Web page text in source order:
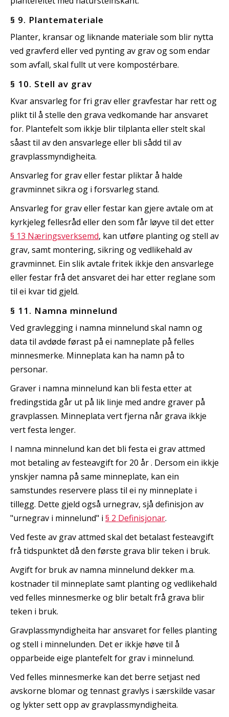
§ 9. Plantemateriale
Planter, kransar og liknande materiale som blir nytta
ved gravferd eller ved pynting av grav og som endar
som avfall, skal fullt ut vere kompostérbare.
§ 10. Stell av grav
Kvar ansvarleg for fri grav eller gravfestar har rett og
plikt til å stelle den grava vedkomande har ansvaret
for. Plantefelt som ikkje blir tilplanta eller stelt skal
såast til av den ansvarlege eller bli sådd til av
gravplassmyndigheita.
Ansvarleg for grav eller festar pliktar å halde
gravminnet sikra og i forsvarleg stand.
Ansvarleg for grav eller festar kan gjere avtale om at
kyrkjeleg fellesråd eller den som får løyve til det etter
§ 13 Næringsverksemd, kan utføre planting og stell av
grav, samt montering, sikring og vedlikehald av
gravminnet. Ein slik avtale fritek ikkje den ansvarlege
eller festar frå det ansvaret dei har etter reglane som
til ei kvar tid gjeld.
§ 11. Namna minnelund
Ved gravlegging i namna minnelund skal namn og
data til avdøde førast på ei namneplate på felles
minnesmerke. Minneplata kan ha namn på to
personar.
Graver i namna minnelund kan bli festa etter at
fredingstida går ut på lik linje med andre graver på
gravplassen. Minneplata vert fjerna når grava ikkje
vert festa lenger.
I namna minnelund kan det bli festa ei grav attmed
mot betaling av festeavgift for 20 år . Dersom ein ikkje
ynskjer namna på same minneplate, kan ein
samstundes reservere plass til ei ny minneplate i
tillegg. Dette gjeld også urnegrav, sjå definisjon av
"urnegrav i minnelund" i § 2 Definisjonar.
Ved feste av grav attmed skal det betalast festeavgift
frå tidspunktet då den første grava blir teken i bruk.
Avgift for bruk av namna minnelund dekker m.a.
kostnader til minneplate samt planting og vedlikehald
ved felles minnesmerke og blir betalt frå grava blir
teken i bruk.
Gravplassmyndigheita har ansvaret for felles planting
og stell i minnelunden. Det er ikkje høve til å
opparbeide eige plantefelt for grav i minnelund.
Ved felles minnesmerke kan det berre setjast ned
avskorne blomar og tennast gravlys i særskilde vasar
og lykter sett opp av gravplassmyndigheita.